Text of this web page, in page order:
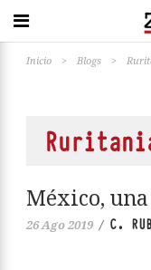
Inicio > Blogs >
México,
26 Ago 2019 / C.